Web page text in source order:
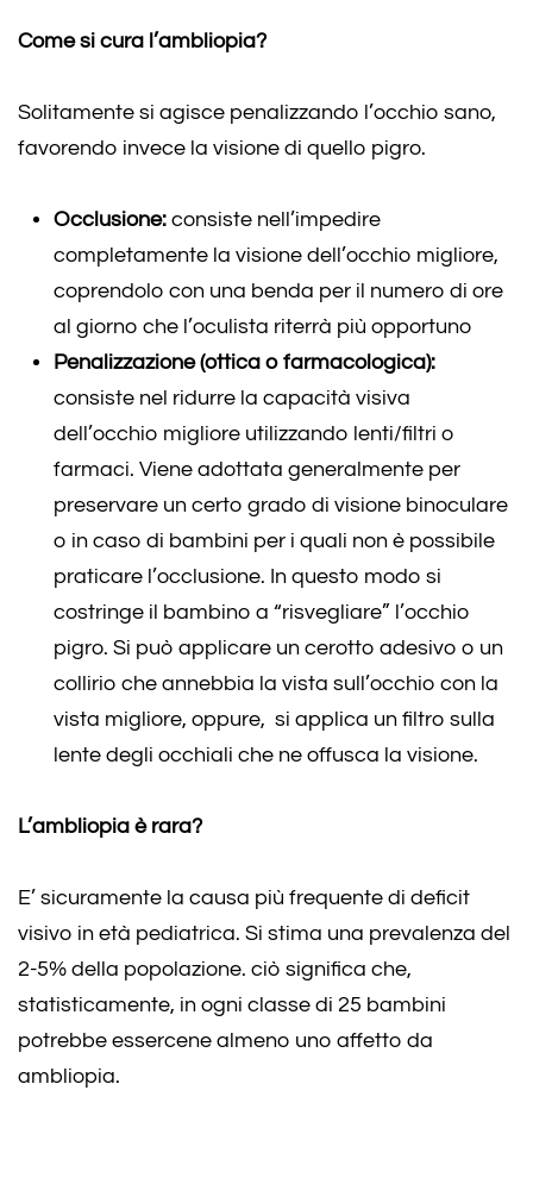
Come si cura l’ambliopia?
Solitamente si agisce penalizzando l’occhio sano,
favorendo invece la visione di quello pigro.
Occlusione: consiste nell’impedire
completamente la visione dell’occhio migliore,
coprendolo con una benda per il numero di ore
al giorno che l’oculista riterrà più opportuno
Penalizzazione (ottica o farmacologica):
consiste nel ridurre la capacità visiva
dell’occhio migliore utilizzando lenti/filtri o
farmaci. Viene adottata generalmente per
preservare un certo grado di visione binoculare
o in caso di bambini per i quali non è possibile
praticare l’occlusione. In questo modo si
costringe il bambino a “risvegliare” l’occhio
pigro. Si può applicare un cerotto adesivo o un
collirio che annebbia la vista sull’occhio con la
vista migliore, oppure, si applica un filtro sulla
lente degli occhiali che ne offusca la visione.
L’ambliopia è rara?
E’ sicuramente la causa più frequente di deficit
visivo in età pediatrica. Si stima una prevalenza del
2-5% della popolazione. ciò significa che,
statisticamente, in ogni classe di 25 bambini
potrebbe essercene almeno uno affetto da
ambliopia.